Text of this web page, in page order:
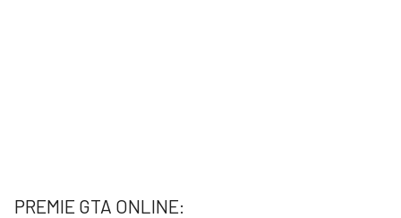
PREMIE GTA ONLINE: